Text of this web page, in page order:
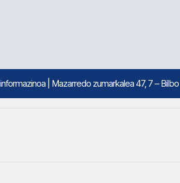
| Mazarredo zumarkalea 47, 7 – Bilbo |